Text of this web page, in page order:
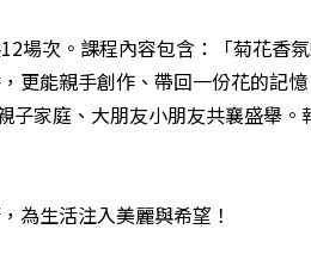
場次。課程內容包含：「菊花香
更能親手創作、帶回一份花的記
家庭、大朋友小朋友共襄盛舉。
為生活注入美麗與希望！